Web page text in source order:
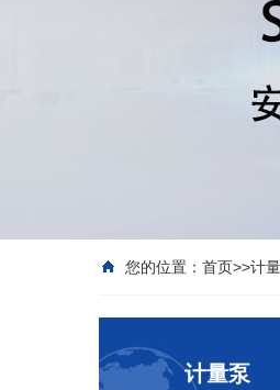
您的位置： 首页>>计
计量泵